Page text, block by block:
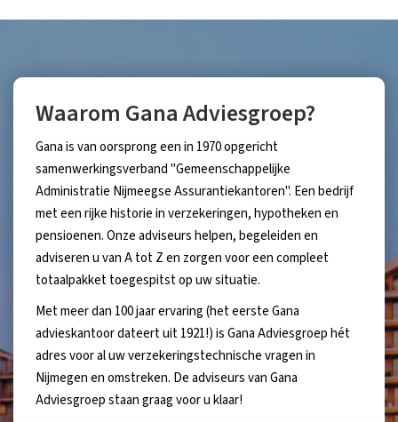
Waarom Gana Adviesgroep?
Gana is van oorsprong een in 1970 opgericht
samenwerkingsverband "Gemeenschappelijke
Administratie Nijmeegse Assurantiekantoren". Een bedrijf
met een rijke historie in verzekeringen, hypotheken en
pensioenen. Onze adviseurs helpen, begeleiden en
adviseren u van A tot Z en zorgen voor een compleet
totaalpakket toegespitst op uw situatie.
Met meer dan 100 jaar ervaring (het eerste Gana
advieskantoor dateert uit 1921!) is Gana Adviesgroep hét
adres voor al uw verzekeringstechnische vragen in
Nijmegen en omstreken. De adviseurs van Gana
Adviesgroep staan graag voor u klaar!